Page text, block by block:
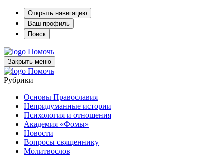
Открыть навигацию
Ваш профиль
Поиск
Помочь
Закрыть меню
Помочь
Рубрики
Основы Православия
Непридуманные истории
Психология и отношения
Академия «Фомы»
Новости
Вопросы священнику
Молитвослов